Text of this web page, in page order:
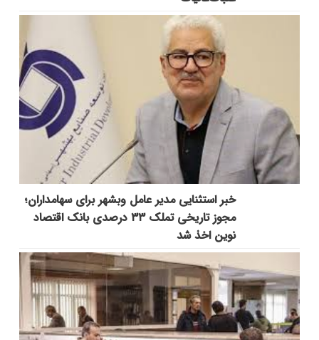
خبر استثنایی مدیر عامل وبشهر برای سهامداران؛
مجوز تاریخی تملک ۳۳ درصدی بانک اقتصاد
نوین اخذ شد